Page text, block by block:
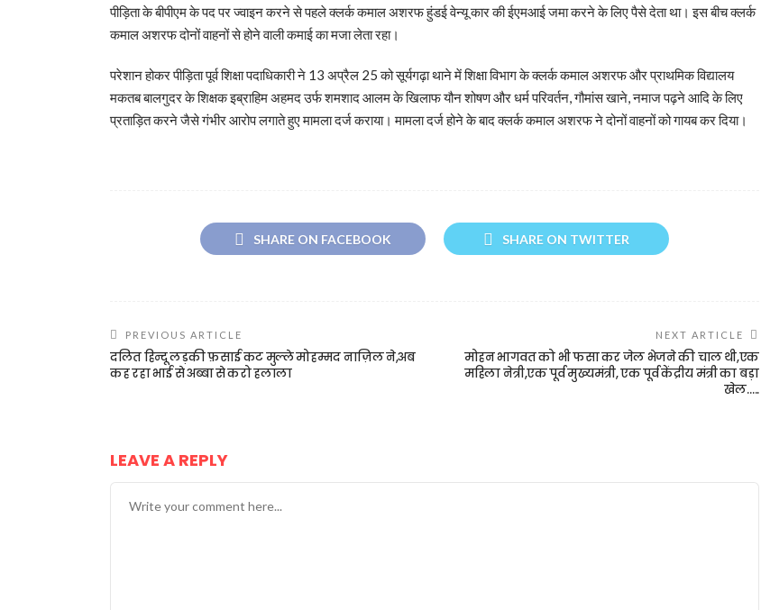
पीड़िता के बीपीएम के पद पर ज्वाइन करने से पहले क्लर्क कमाल अशरफ हुंडई वेन्यू कार की ईएमआई जमा करने के लिए पैसे देता था। इस बीच क्लर्क
कमाल अशरफ दोनों वाहनों से होने वाली कमाई का मजा लेता रहा।
परेशान होकर पीड़िता पूर्व शिक्षा पदाधिकारी ने 13 अप्रैल 25 को सूर्यगढ़ा थाने में शिक्षा विभाग के क्लर्क कमाल अशरफ और प्राथमिक विद्यालय
मकतब बालगुदर के शिक्षक इब्राहिम अहमद उर्फ ​​शमशाद आलम के खिलाफ यौन शोषण और धर्म परिवर्तन, गौमांस खाने, नमाज पढ़ने आदि के लिए
प्रताड़ित करने जैसे गंभीर आरोप लगाते हुए मामला दर्ज कराया। मामला दर्ज होने के बाद क्लर्क कमाल अशरफ ने दोनों वाहनों को गायब कर दिया।
SHARE ON FACEBOOK SHARE ON TWITTER
PREVIOUS ARTICLE
दलित हिन्दू लड़की फ़साई कट मुल्ले मोहम्मद नाज़िल ने,अब
कह रहा भाई से अब्बा से करो हलाला
NEXT ARTICLE
मोहन भागवत को भी फसा कर जेल भेजने की चाल थी,एक
महिला नेत्री,एक पूर्व मुख्यमंत्री, एक पूर्व केंद्रीय मंत्री का बड़ा
खेल…..
LEAVE A REPLY